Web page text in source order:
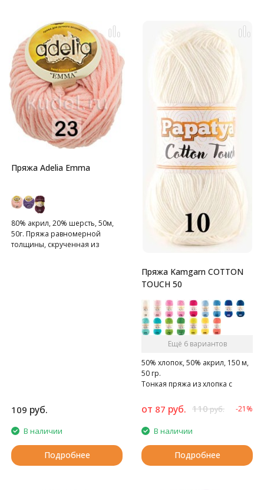
Пряжа Adelia Emma
80% акрил, 20% шерсть, 50м,
50г. Пряжа равномерной
толщины, скрученная из
109 руб.
В наличии
Подробнее
Пряжа Kamgarn COTTON
TOUCH 50
Ещё 6 вариантов
50% хлопок, 50% акрил, 150 м,
50 гр.
Тонкая пряжа из хлопка с
от 87 руб. 110руб. -21%
В наличии
Подробнее